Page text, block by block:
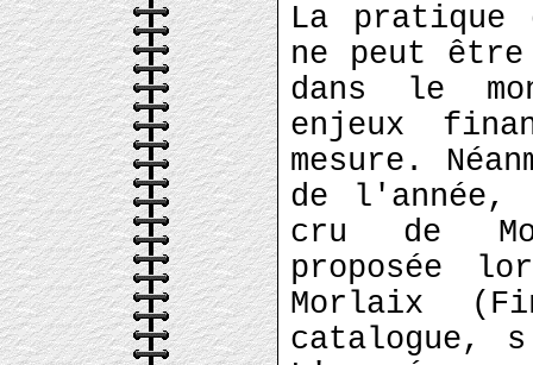
La pratique
ne peut
dans le
enjeux
mesure.
de l'année,
cru de
proposée
Morlaix
catalogue,